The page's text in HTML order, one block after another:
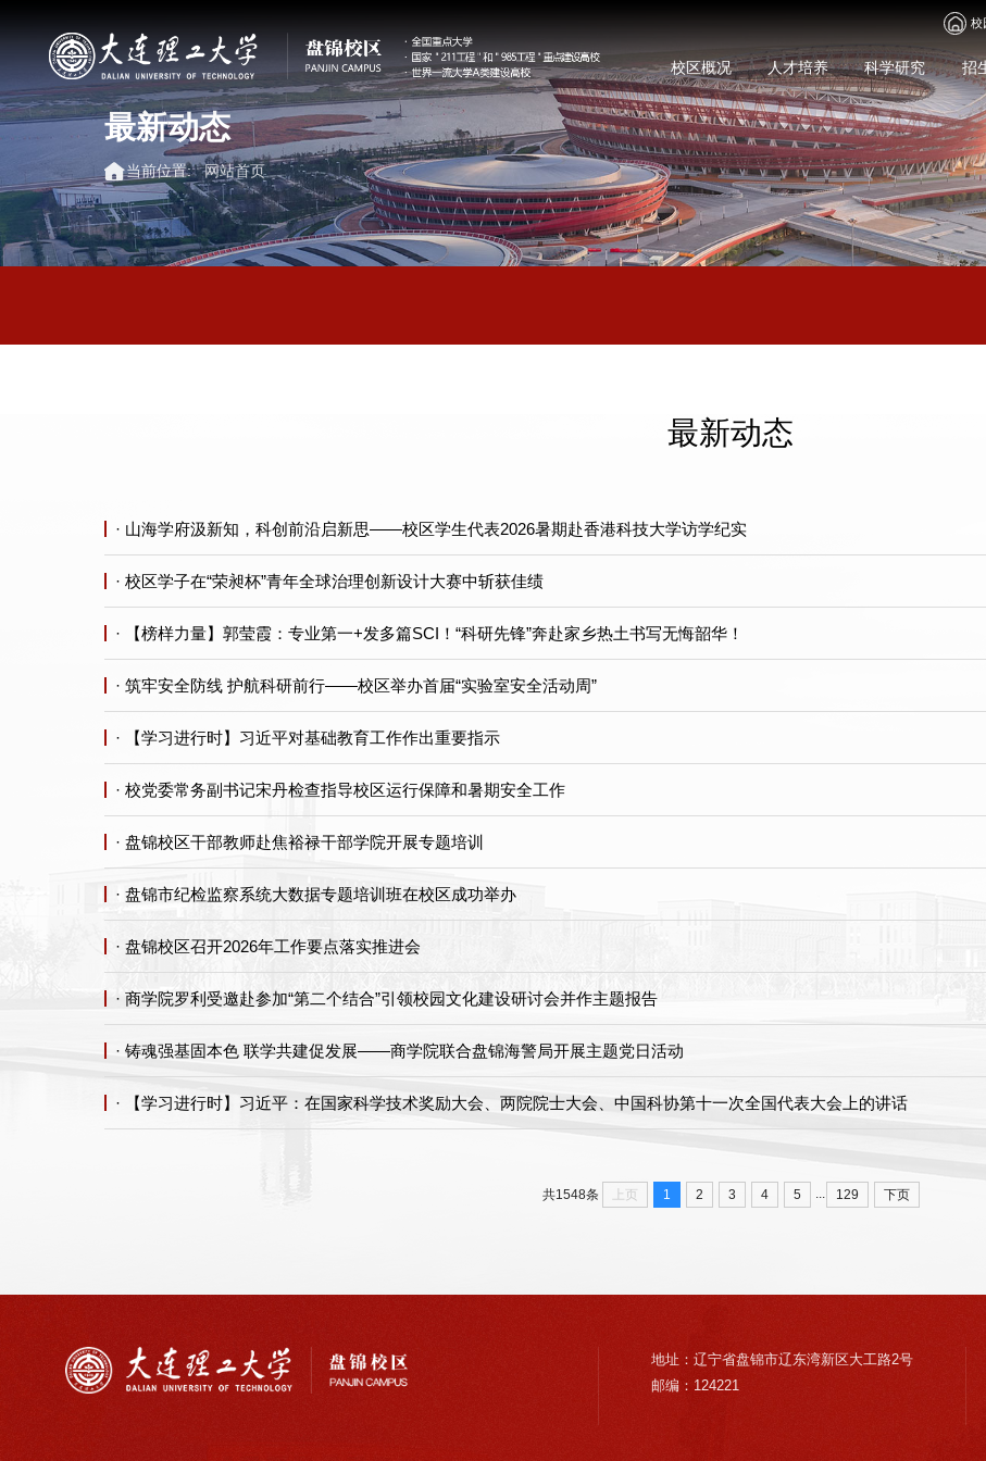
校
校区概况 人才培养 科学研究 招
最新动态
当前位置: 网站首页
最新动态
· 山海学府汲新知，科创前沿启新思——校区学生代表2026暑期赴香港科技大学访学纪实
· 校区学子在“荣昶杯”青年全球治理创新设计大赛中斩获佳绩
· 【榜样力量】郭莹霞：专业第一+发多篇SCI！“科研先锋”奔赴家乡热土书写无悔韶华！
· 筑牢安全防线 护航科研前行——校区举办首届“实验室安全活动周”
· 【学习进行时】习近平对基础教育工作作出重要指示
· 校党委常务副书记宋丹检查指导校区运行保障和暑期安全工作
· 盘锦校区干部教师赴焦裕禄干部学院开展专题培训
· 盘锦市纪检监察系统大数据专题培训班在校区成功举办
· 盘锦校区召开2026年工作要点落实推进会
· 商学院罗利受邀赴参加“第二个结合”引领校园文化建设研讨会并作主题报告
· 铸魂强基固本色 联学共建促发展——商学院联合盘锦海警局开展主题党日活动
· 【学习进行时】习近平：在国家科学技术奖励大会、两院院士大会、中国科协第十一次全国代表大会上的讲话
共1548条 上页 1 2 3 4 5 ... 129 下页
地址：辽宁省盘锦市辽东湾新区大工路2号
邮编：124221